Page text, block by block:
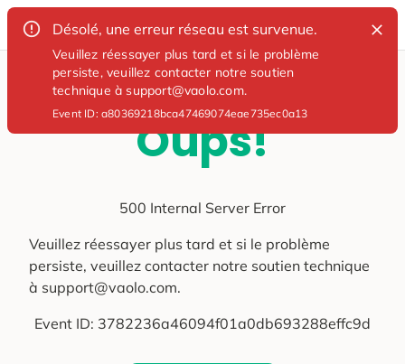
Désolé, une erreur réseau est survenue.
Veuillez réessayer plus tard et si le problème
persiste, veuillez contacter notre soutien
technique à support@vaolo.com.
Event ID:a80369218bca47469074eae735ec0a13
Oups!
500 Internal Server Error
Veuillez réessayer plus tard et si le problème
persiste, veuillez contacter notre soutien technique
à support@vaolo.com.
Event ID: 3782236a46094f01a0db693288effc9d